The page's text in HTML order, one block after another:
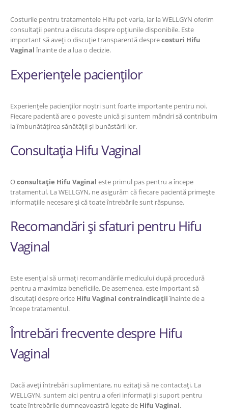
Costurile pentru tratamentele Hifu pot varia, iar la WELLGYN oferim
consultații pentru a discuta despre opțiunile disponibile. Este
important să aveți o discuție transparentă desprecosturi Hifu
Vaginalînainte de a lua o decizie.
Experiențele pacienților
Experiențele pacienților noștri sunt foarte importante pentru noi.
Fiecare pacientă are o poveste unică și suntem mândri să contribuim
la îmbunătățirea sănătății și bunăstării lor.
Consultația Hifu Vaginal
Oconsultație Hifu Vaginal este primul pas pentru a începe
tratamentul. La WELLGYN, ne asigurăm că fiecare pacientă primește
informațiile necesare și că toate întrebările sunt răspunse.
Recomandări și sfaturi pentru Hifu
Vaginal
Este esențial să urmați recomandările medicului după procedură
pentru a maximiza beneficiile. De asemenea, este important să
discutați despre orice Hifu Vaginal contraindicațiiînainte de a
începe tratamentul.
Întrebări frecvente despre Hifu
Vaginal
Dacă aveți întrebări suplimentare, nu ezitați să ne contactați. La
WELLGYN, suntem aici pentru a oferi informații și suport pentru
toate întrebările dumneavoastră legate de Hifu Vaginal.